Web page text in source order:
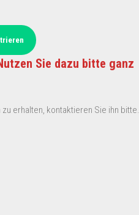
Sie dazu bitte ganz
erhalten, kontaktieren Sie ihn bitte.